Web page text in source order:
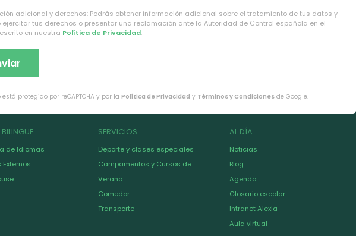
adicional y derechos: Podrás obtener información adicional sobre el tratamiento de tus datos y
ejercitar tus derechos o presentar una reclamación ante la Autoridad de Control española en el
en nuestra Política de Privacidad.
está protegido por reCAPTCHA y por la Política de Privacidad y Términos y Condiciones de Google.
de Idiomas
Externos
SERVICIOS
Deporte y clases especiales
Campamentos y Cursos de
Verano
Comedor
Transporte
AL DÍA
Noticias
Blog
Agenda
Glosario escolar
Intranet Alexia
Aula virtual